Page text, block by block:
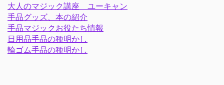
大人のマジック講座 ユーキャン
手品グッズ、本の紹介
手品マジックお役たち情報
日用品手品の種明かし
輪ゴム手品の種明かし